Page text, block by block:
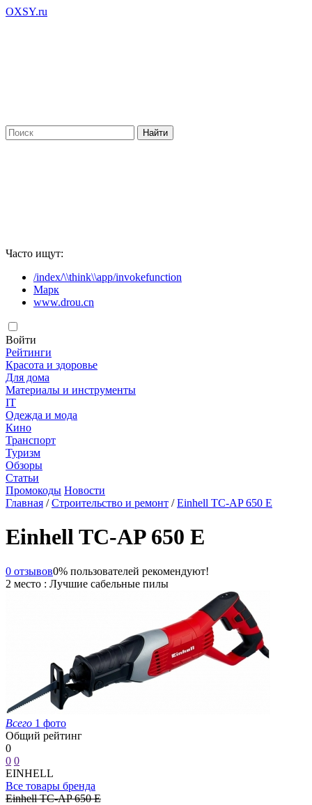
OXSY.ru
Часто ищут:
/index/\\think\\app/invokefunction
Марк
www.drou.cn
Войти
Рейтинги
Красота и здоровье
Для дома
Материалы и инструменты
IT
Одежда и мода
Кино
Транспорт
Туризм
Обзоры
Статьи
Промокоды Новости
Главная /Строительство и ремонт /Einhell TC-AP 650 E
Einhell TC-AP 650 E
0 отзывов0% пользователей рекомендуют!
2 место : Лучшие сабельные пилы
Всего 1 фото
Общий рейтинг
0
0 0
EINHELL
Все товары бренда
Einhell TC-AP 650 E